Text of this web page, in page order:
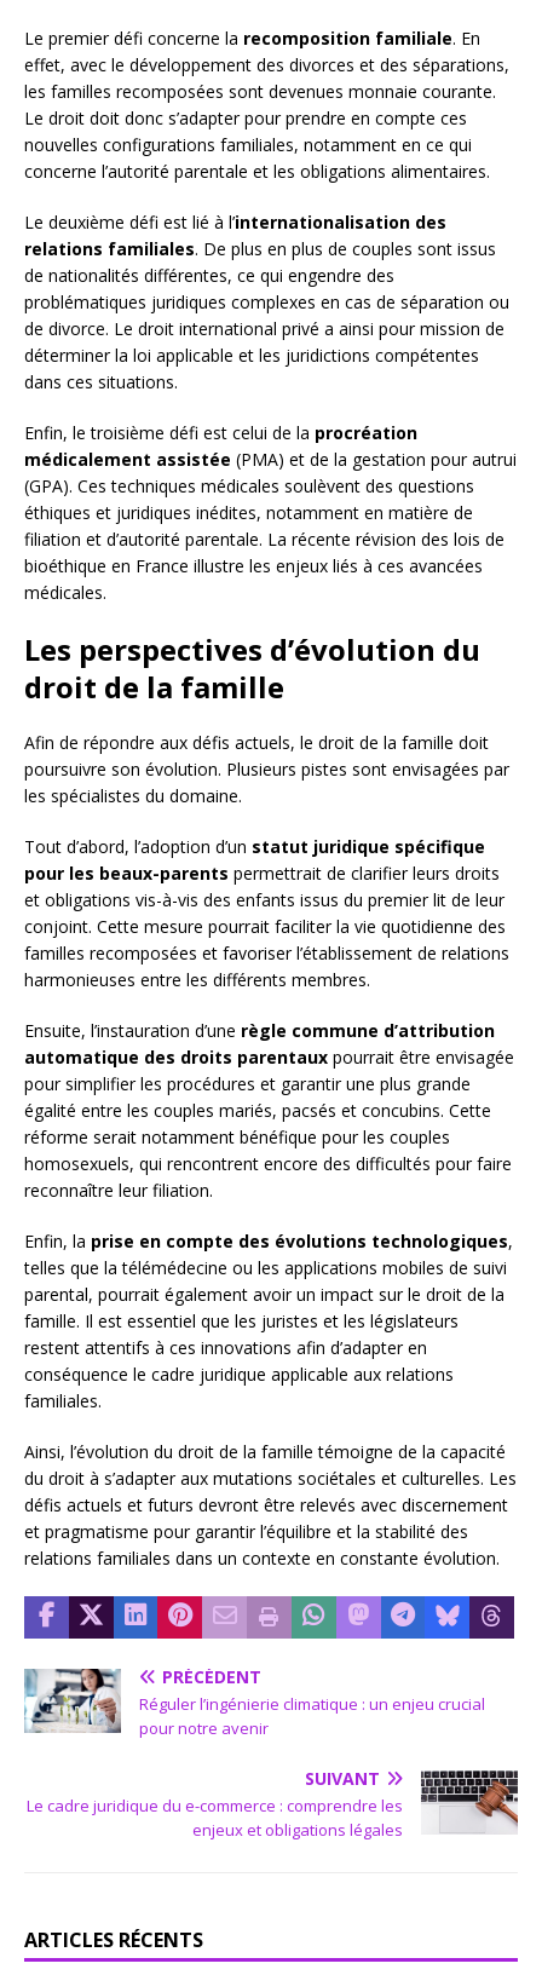
Le premier défi concerne la recomposition familiale. En
effet, avec le développement des divorces et des séparations,
les familles recomposées sont devenues monnaie courante.
Le droit doit donc s’adapter pour prendre en compte ces
nouvelles configurations familiales, notamment en ce qui
concerne l’autorité parentale et les obligations alimentaires.
Le deuxième défi est lié à l’internationalisation des
relations familiales. De plus en plus de couples sont issus
de nationalités différentes, ce qui engendre des
problématiques juridiques complexes en cas de séparation ou
de divorce. Le droit international privé a ainsi pour mission de
déterminer la loi applicable et les juridictions compétentes
dans ces situations.
Enfin, le troisième défi est celui de la procréation
médicalement assistée (PMA) et de la gestation pour autrui
(GPA). Ces techniques médicales soulèvent des questions
éthiques et juridiques inédites, notamment en matière de
filiation et d’autorité parentale. La récente révision des lois de
bioéthique en France illustre les enjeux liés à ces avancées
médicales.
Les perspectives d’évolution du
droit de la famille
Afin de répondre aux défis actuels, le droit de la famille doit
poursuivre son évolution. Plusieurs pistes sont envisagées par
les spécialistes du domaine.
Tout d’abord, l’adoption d’un statut juridique spécifique
pour les beaux-parents permettrait de clarifier leurs droits
et obligations vis-à-vis des enfants issus du premier lit de leur
conjoint. Cette mesure pourrait faciliter la vie quotidienne des
familles recomposées et favoriser l’établissement de relations
harmonieuses entre les différents membres.
Ensuite, l’instauration d’une règle commune d’attribution
automatique des droits parentaux pourrait être envisagée
pour simplifier les procédures et garantir une plus grande
égalité entre les couples mariés, pacsés et concubins. Cette
réforme serait notamment bénéfique pour les couples
homosexuels, qui rencontrent encore des difficultés pour faire
reconnaître leur filiation.
Enfin, la prise en compte des évolutions technologiques,
telles que la télémédecine ou les applications mobiles de suivi
parental, pourrait également avoir un impact sur le droit de la
famille. Il est essentiel que les juristes et les législateurs
restent attentifs à ces innovations afin d’adapter en
conséquence le cadre juridique applicable aux relations
familiales.
Ainsi, l’évolution du droit de la famille témoigne de la capacité
du droit à s’adapter aux mutations sociétales et culturelles. Les
défis actuels et futurs devront être relevés avec discernement
et pragmatisme pour garantir l’équilibre et la stabilité des
relations familiales dans un contexte en constante évolution.
PRÉCÉDENT
Réguler l’ingénierie climatique : un enjeu crucial
pour notre avenir
SUIVANT
Le cadre juridique du e-commerce : comprendre les
enjeux et obligations légales
ARTICLES RÉCENTS